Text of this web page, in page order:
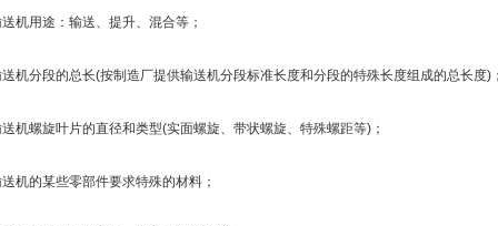
用途：输送、提升、混合等；
分段的总长(按制造厂提供输送机分段标准长度和分段的特殊长度组成的总长度)
螺旋叶片的直径和类型(实面螺旋、带状螺旋、特殊螺距等)；
的某些零部件要求特殊的材料；